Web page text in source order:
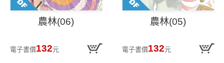
農林(06)
電子書價132元
農林(05)
電子書價132元